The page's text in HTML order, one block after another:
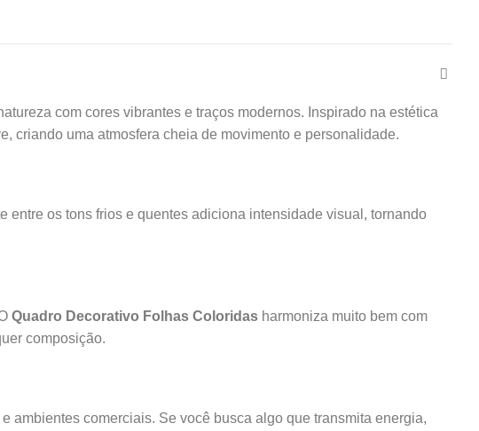
com cores vibrantes e traços modernos. Inspirado na estética
criando uma atmosfera cheia de movimento e personalidade.
entre os tons frios e quentes adiciona intensidade visual, tornando
Quadro Decorativo Folhas Coloridas harmoniza muito bem com
composição.
ambientes comerciais. Se você busca algo que transmita energia,